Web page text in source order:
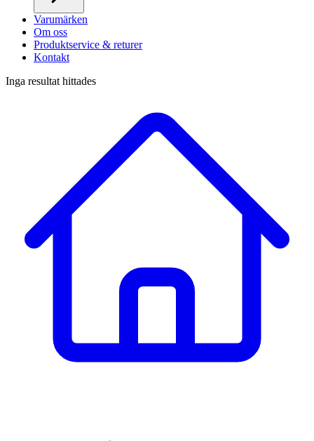
Varumärken
Om oss
Produktservice & returer
Kontakt
Inga resultat hittades